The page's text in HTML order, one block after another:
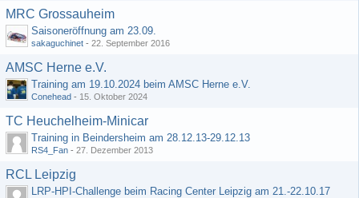
MRC Grossauheim
Saisoneröffnung am 23.09.
sakaguchinet - 22. September 2016
AMSC Herne e.V.
Training am 19.10.2024 beim AMSC Herne e.V.
Conehead - 15. Oktober 2024
TC Heuchelheim-Minicar
Training in Beindersheim am 28.12.13-29.12.13
RS4_Fan - 27. Dezember 2013
RCL Leipzig
LRP-HPI-Challenge beim Racing Center Leipzig am 21.-22.10.17